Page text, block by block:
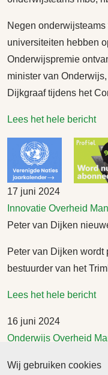
Negen
universiteiten hebben
Onderwijspremie
minister van
Dijkgraaf tijdens het
Lees het hele bericht
17 juni 2024
Innovatie Overheid
Peter van Dijken
Peter van Dijken wordt
bestuurder van het
Lees het hele bericht
16 juni 2024
Onderwijs Overheid
Wij gebruiken cookies